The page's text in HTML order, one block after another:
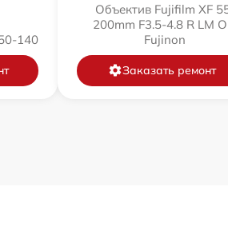
140
Объектив Fujifilm XF
200mm F3.5-4.8 R LM
Fujinon
Заказать ремонт